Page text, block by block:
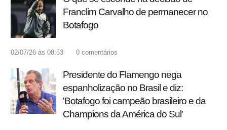
Franclim Carvalho de permanecer no
Botafogo
02/07/26 às 08:53 0 comentários
Presidente do Flamengo nega
espanholização no Brasil e diz:
'Botafogo foi campeão brasileiro e da
Champions da América do Sul'